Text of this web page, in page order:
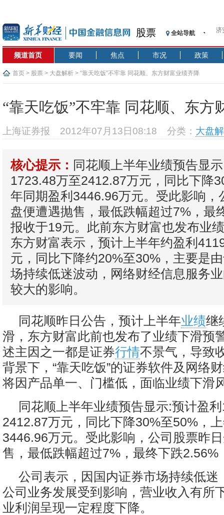
股票 全站导航
【
记
央
沥
济
频道首页 要闻 焦点 市况 政策
首页 > 股票 > 大盘解析 > “靠天吃饭”不牢靠 同花顺、东方财富业绩齐降
“靠天吃饭”不牢靠 同花顺、东方
上海证券报 2012年07月13日08:18 分类： 大盘
核心提示： 同花顺上半年业绩预告显
1723.48万至2412.87万元，同比下降
年同期盈利3446.96万元。受此影响，
盘便遭遇抛售，最低跌幅超过7%，最
报收于19元。此前东方财富也发布业
东方财富表示，预计上半年约盈利
元，同比下降约20%至30%，主要是
场持续低迷波动，网络财经信息服务
较大的影响。
同花顺昨日公告，预计上半年业绩继
滑，东方财富此前也发布了业绩下滑预
述主因之一都是证券行情不景气，导致
背景下，“靠天吃饭”的证券软件及网络
将因产品单一、门槛低，面临业绩下滑
同花顺上半年业绩预告显示:预计盈
2412.87万元，同比下降30%至50%，
3446.96万元。受此影响，公司股票昨
售，最低跌幅超过7%，最终下跌2.56%
公司表示，因国内证券市场持续低迷
公司业务发展受到影响，营业收入有所
业利润呈现一定程度下降。